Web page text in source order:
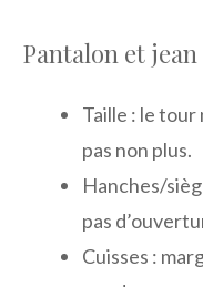
Pantalon et jean
Taille : le
pas non plus.
Hanches/
pas
Cuisses :